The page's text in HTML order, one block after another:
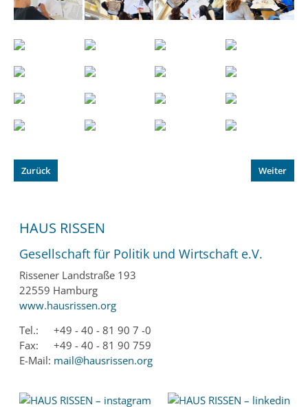
Zurück Weiter
HAUS RISSEN
Gesellschaft für Politik und Wirtschaft e.V.
Rissener Landstraße 193
22559 Hamburg
www.hausrissen.org
Tel.:
+49 - 40 - 81 90 7 -0
Fax:
+49 - 40 - 81 90 759
E-Mail: mail@hausrissen.org